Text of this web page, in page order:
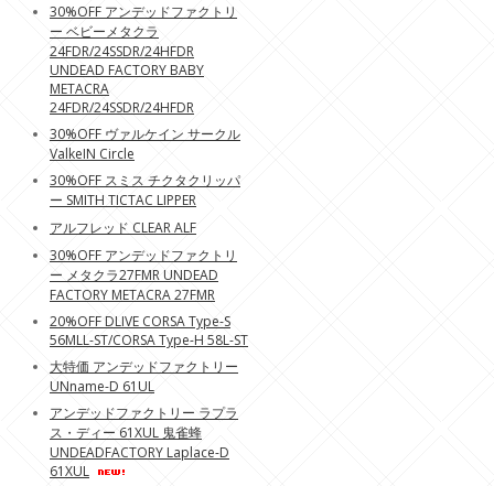
30%OFF アンデッドファクトリ
ー ベビーメタクラ
24FDR/24SSDR/24HFDR
UNDEAD FACTORY BABY
METACRA
24FDR/24SSDR/24HFDR
30%OFF ヴァルケイン サークル
ValkeIN Circle
30%OFF スミス チクタクリッパ
ー SMITH TICTAC LIPPER
アルフレッド CLEAR ALF
30%OFF アンデッドファクトリ
ー メタクラ27FMR UNDEAD
FACTORY METACRA 27FMR
20%OFF DLIVE CORSA Type-S
56MLL-ST/CORSA Type-H 58L-ST
大特価 アンデッドファクトリー
UNname-D 61UL
アンデッドファクトリー ラプラ
ス・ディー 61XUL 鬼雀蜂
UNDEADFACTORY Laplace-D
61XUL